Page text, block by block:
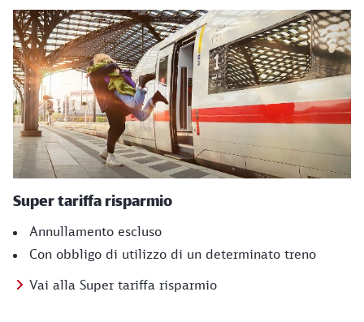
Super tariffa risparmio
Annullamento escluso
Con obbligo di utilizzo di un determinato treno
Vai alla Super tariffa risparmio